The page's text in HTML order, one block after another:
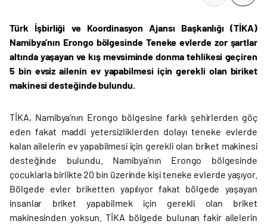
Türk İşbirliği ve Koordinasyon Ajansı Başkanlığı (TİKA)
Namibya’nın Erongo bölgesinde Teneke evlerde zor şartlar
altında yaşayan ve kış mevsiminde donma tehlikesi geçiren
5 bin evsiz ailenin ev yapabilmesi için gerekli olan biriket
makinesi desteğinde bulundu.
TİKA, Namibya’nın Erongo bölgesine farklı şehirlerden göç
eden fakat maddi yetersizliklerden dolayı teneke evlerde
kalan ailelerin ev yapabilmesi için gerekli olan briket makinesi
desteğinde bulundu. Namibya’nın Erongo bölgesinde
çocuklarla birlikte 20 bin üzerinde kişi teneke evlerde yaşıyor.
Bölgede evler briketten yapılıyor fakat bölgede yaşayan
insanlar briket yapabilmek için gerekli olan briket
makinesinden yoksun. TİKA bölgede bulunan fakir ailelerin